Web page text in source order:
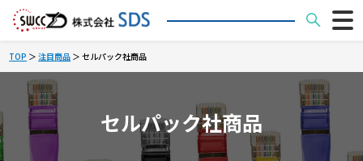
TOP ＞注目商品 ＞ セルパック社商品
セルパック社商品